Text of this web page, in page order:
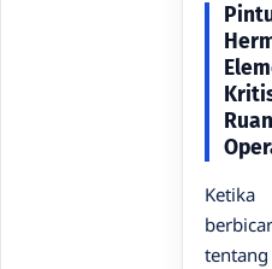
Ketika
tentang